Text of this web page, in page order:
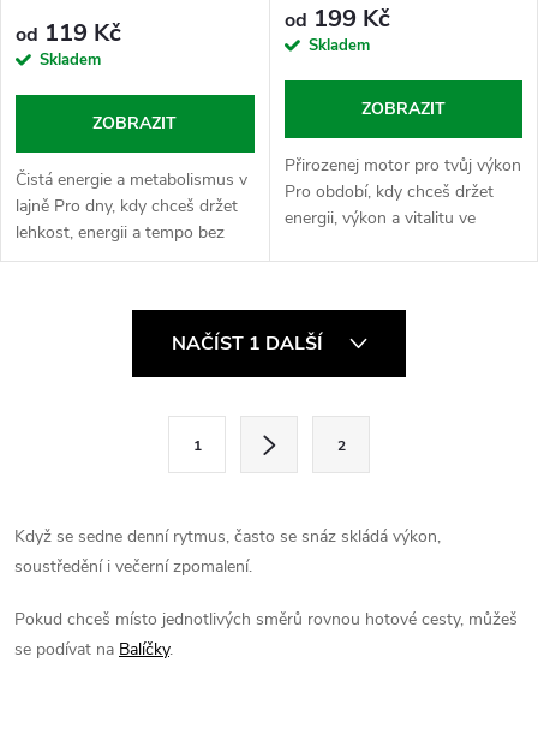
od 119 Kč
Skladem
ZOBRAZIT
Čistá energie a metabolismus v
lajně Pro dny, kdy chceš držet
lehkost, energii a tempo bez
zbytečnýho přepínání. Extrakt
polyfenoly a bioaktivními...
od 199 Kč
Skladem
ZOBRAZIT
Přirozenej motor pro tvůj výkon
Pro období, kdy chceš držet
energii, výkon a vitalitu ve
d
a
c
í
NAČÍST 1 DALŠÍ
á
n
o
v
1 2
Když se sedne denní rytmus, často se snáz skládá výkon,
soustředění i večerní zpomalení.
Pokud chceš místo jednotlivých směrů rovnou hotové cesty, můžeš
se podívat na Balíčky.